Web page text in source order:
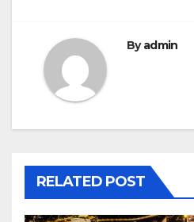
覽
Byadmin
RELATED POST